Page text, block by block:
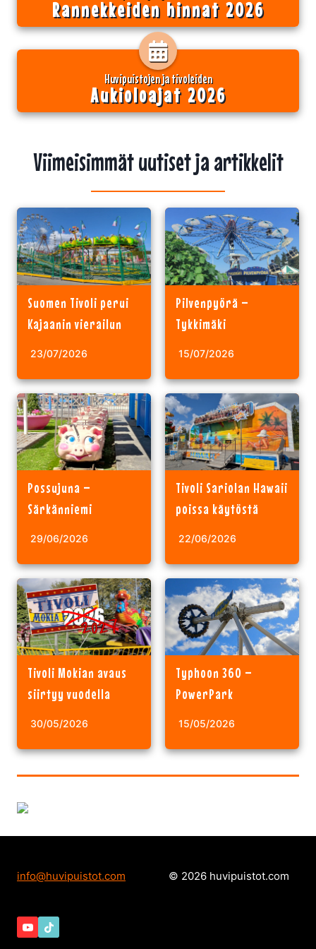
Rannekkeiden hinnat 2026
Huvipuistojen ja tivoleiden
Aukioloajat 2026
Viimeisimmät uutiset ja artikkelit
Suomen Tivoli perui
Kajaanin vierailun
23/07/2026
Pilvenpyörä –
Tykkimäki
15/07/2026
Possujuna –
Särkänniemi
29/06/2026
Tivoli Sariolan Hawaii
poissa käytöstä
22/06/2026
Tivoli Mokian avaus
siirtyy vuodella
30/05/2026
Typhoon 360 –
PowerPark
15/05/2026
info@huvipuistot.com © 2026 huvipuistot.com